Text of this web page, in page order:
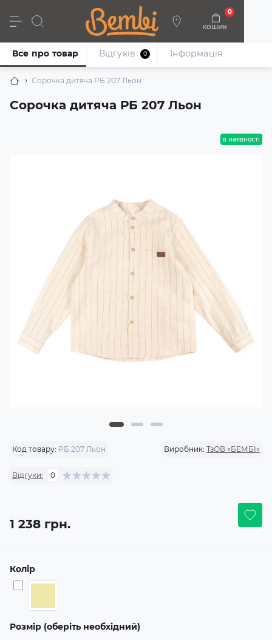
кошик
0
Дівчата Хлопці Немовлята Взуття
Сорочка дитяча РБ 207 Льон
Сорочка дитяча РБ 207 Льон
Все про товар Відгуків 0 Iнформація
в наявності
Код товару: РБ 207 Льон Виробник: ТзОВ «БЕМБІ»
Відгуки: 0
1 238 грн.
Колір
Розмір (оберіть необхідний)